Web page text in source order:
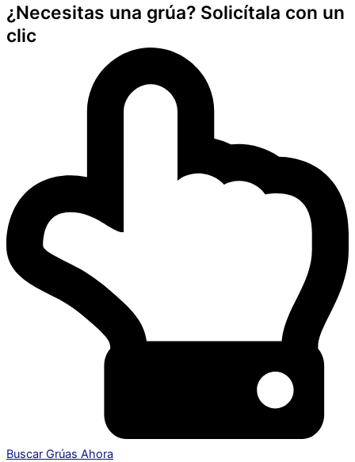
¿Necesitas una grúa? Solicítala con un
clic
Buscar Grúas Ahora